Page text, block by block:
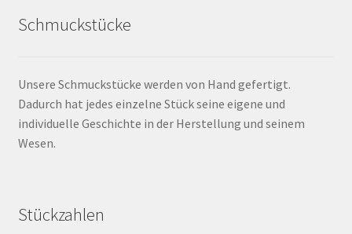
Schmuckstücke
Unsere Schmuckstücke werden von Hand gefertigt.
Dadurch hat jedes einzelne Stück seine eigene und
individuelle Geschichte in der Herstellung und seinem
Wesen.
Stückzahlen